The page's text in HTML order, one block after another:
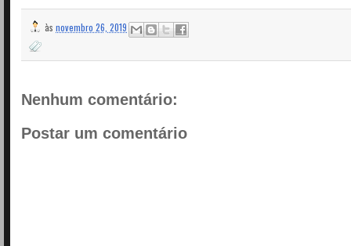
às novembro 26, 2019
Nenhum comentário:
Postar um comentário